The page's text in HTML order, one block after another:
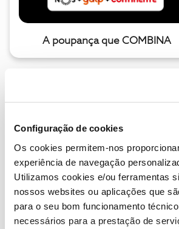
Configuração de cookies
Os cookies permitem-nos
experiência de navegação
Utilizamos cookies e/ou ferramentas
nossos websites ou aplicações que
para o seu bom funcionamento
necessários para a prestação de
A poupança que COMBINA
Descubra as novidades de